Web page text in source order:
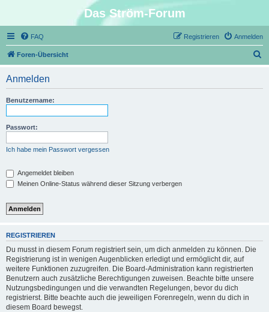
Das Ström-Forum
FAQ Anmelden
Registrieren
Foren-Übersicht
Anmelden
Benutzername:
Passwort:
Ich habe mein Passwort vergessen
Angemeldet bleiben
Meinen Online-Status während dieser Sitzung verbergen
REGISTRIEREN
Du musst in diesem Forum registriert sein, um dich anmelden zu können. Die
Registrierung ist in wenigen Augenblicken erledigt und ermöglicht dir, auf
weitere Funktionen zuzugreifen. Die Board-Administration kann registrierten
Benutzern auch zusätzliche Berechtigungen zuweisen. Beachte bitte unsere
Nutzungsbedingungen und die verwandten Regelungen, bevor du dich
registrierst. Bitte beachte auch die jeweiligen Forenregeln, wenn du dich in
diesem Board bewegst.